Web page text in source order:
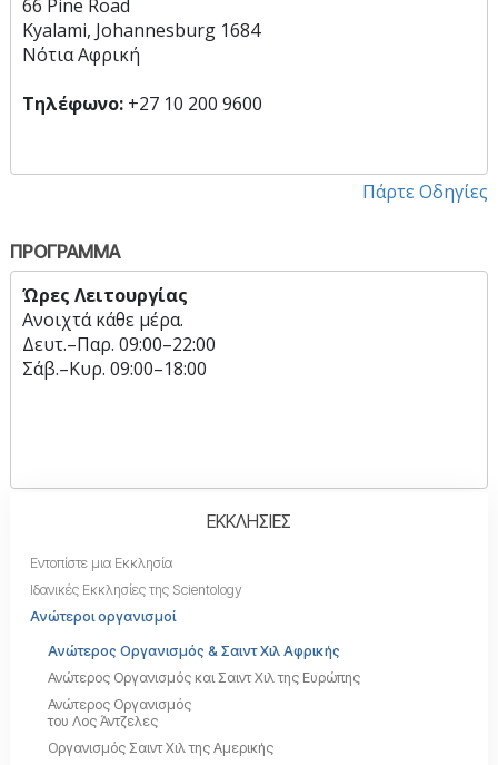
66 Pine Road
Kyalami, Johannesburg 1684
Νότια Αφρική
Τηλέφωνο: +27 10 200 9600
Πάρτε Οδηγίες
ΠΡΟΓΡΑΜΜΑ
Ώρες Λειτουργίας
Ανοιχτά κάθε μέρα.
Δευτ.–Παρ. 09:00–22:00
Σάβ.–Κυρ. 09:00–18:00
ΕΚΚΛΗΣΙΕΣ
Εντοπίστε μια Εκκλησία
Ιδανικές Εκκλησίες της Scientology
Ανώτεροι οργανισμοί
Ανώτερος Οργανισμός & Σαιντ Χιλ Αφρικής
Ανώτερος Οργανισμός και Σαιντ Χιλ της Ευρώπης
Ανώτερος Οργανισμός
του Λος Άντζελες
Οργανισμός Σαιντ Χιλ της Αμερικής